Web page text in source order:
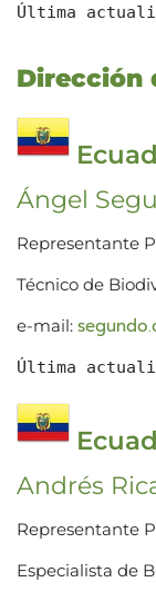
Última
Dirección
Ángel
Representante
Técnico de
e-mail:
Última
Andrés
Representante
Especialista de